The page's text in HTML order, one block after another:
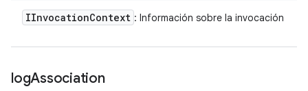
IInvocationContext : Información sobre la invocación
logAssociation